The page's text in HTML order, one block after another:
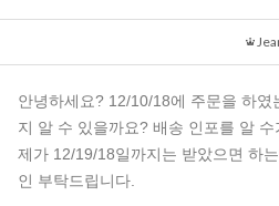
안녕하세요? 12/10/18에 주문을 하였
지 알 수 있을까요? 배송 인포를 알
제가 12/19/18일까지는 받았으면 하
인 부탁드립니다.